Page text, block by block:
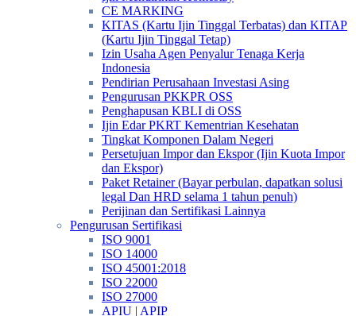
CE MARKING
KITAS (Kartu Ijin Tinggal Terbatas) dan KITAP
(Kartu Ijin Tinggal Tetap)
Izin Usaha Agen Penyalur Tenaga Kerja
Indonesia
Pendirian Perusahaan Investasi Asing
Pengurusan PKKPR OSS
Penghapusan KBLI di OSS
Ijin Edar PKRT Kementrian Kesehatan
Tingkat Komponen Dalam Negeri
Persetujuan Impor dan Ekspor (Ijin Kuota Impor
dan Ekspor)
Paket Retainer (Bayar perbulan, dapatkan solusi
legal Dan HRD selama 1 tahun penuh)
Perijinan dan Sertifikasi Lainnya
Pengurusan Sertifikasi
ISO 9001
ISO 14000
ISO 45001:2018
ISO 22000
ISO 27000
APIU | APIP